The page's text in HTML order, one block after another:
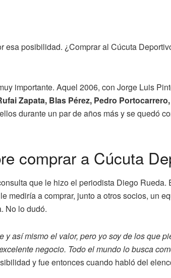
esa posibilidad. ¿Comprar al Cúcuta
importante. Aquel 2006, con Jorge Luis
Zapata, Blas Pérez, Pedro
durante un par de años más y se quedó
comprar a Cúcuta
que le hizo el periodista Diego Rueda.
mediría a comprar, junto a otros socios, un
No lo dudó.
así mismo el valor, pero yo soy de los que
negocio. Todo el mundo lo busca
y fue entonces cuando habló del